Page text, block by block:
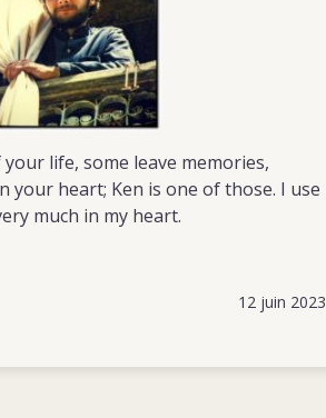
life, some leave memories,
heart; Ken is one of those. I use
much in my heart.
12 juin 2023